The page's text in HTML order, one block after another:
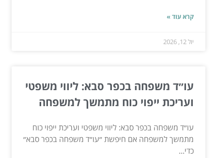
קרא עוד »
יול 12, 2026
עו״ד משפחה בכפר סבא: ליווי משפטי
ועריכת ייפוי כוח מתמשך למשפחה
עו״ד משפחה בכפר סבא: ליווי משפטי ועריכת ייפוי כוח
מתמשך למשפחה אם חיפשת ״עו״ד משפחה בכפר סבא״
כדי...